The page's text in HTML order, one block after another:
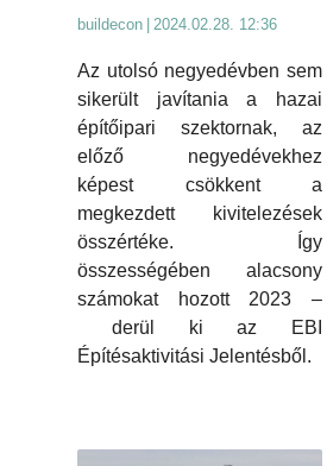
buildecon 2024.02.28. 12:36
Az utolsó negyedévben sem
sikerült javítania a hazai
építőipari szektornak, az
előző negyedévekhez
képest csökkent a
megkezdett kivitelezések
összértéke. Így
összességében alacsony
számokat hozott 2023 –
derül ki az EBI
Építésaktivitási Jelentésből.